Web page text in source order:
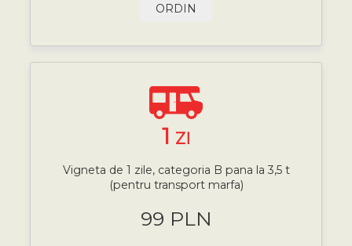
ORDIN
1 ZI
Vigneta de 1 zile, categoria B pana la 3,5 t
(pentru transport marfa)
99 PLN